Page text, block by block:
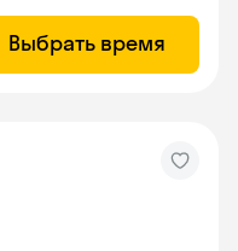
Выбрать время